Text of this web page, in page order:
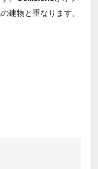
建物と重なります。